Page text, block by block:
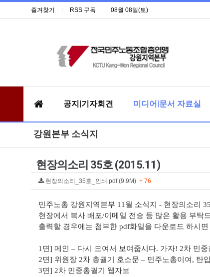
즐겨찾기 RSS 구독 08월 08일(토)
공지|기자회견 미디어|문서 자료실
강원본부 소식지
현장의소리 35호 (2015.11)
현장의소리_35호_인쇄.pdf (9.9M) + 76
민주노총 강원지역본부 11 월 소식지 - 현장의소리 35
현장에서 복사 배포/이메일 전송 등 많은 활용 부탁
출력할 경우에는 첨부한 pdf화일을 다운로드 하시면
1 면] 메인 – 다시 모여서 보여줍시다. 가자! 2차 민중
2면] 위원장 2차 총궐기 호소문 – 민주노총이여 , 탄
3면] 2차 민중총궐기 웹자보